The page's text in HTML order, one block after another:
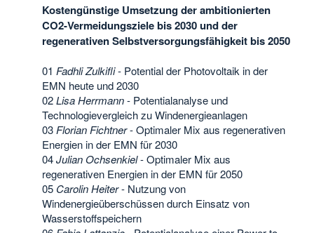
Kostengünstige Umsetzung der ambitionierten
CO2-Vermeidungsziele bis 2030 und der
regenerativen Selbstversorgungsfähigkeit bis 2050
01 Fadhli Zulkifli- Potential der Photovoltaik in der
EMN heute und 2030
02Lisa Herrmann- Potentialanalyse und
Technologievergleich zu Windenergieanlagen
03 Florian Fichtner- Optimaler Mix aus regenerativen
Energien in der EMN für 2030
04Julian Ochsenkiel- Optimaler Mix aus
regenerativen Energien in der EMN für 2050
05 Carolin Heiter- Nutzung von
Windenergieüberschüssen durch Einsatz von
Wasserstoffspeichern